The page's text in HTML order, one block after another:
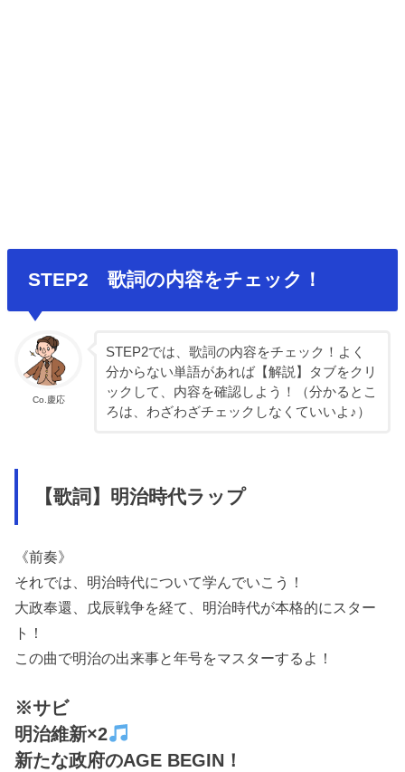
STEP2 歌詞の内容をチェック！
Co.慶応
STEP2では、歌詞の内容をチェック！よく
分からない単語があれば【解説】タブをクリ
ックして、内容を確認しよう！（分かるとこ
ろは、わざわざチェックしなくていいよ♪）
【歌詞】明治時代ラップ
《前奏》
それでは、明治時代について学んでいこう！
大政奉還、戊辰戦争を経て、明治時代が本格的にスター
ト！
この曲で明治の出来事と年号をマスターするよ！
※サビ
明治維新×2
新たな政府のAGE BEGIN！